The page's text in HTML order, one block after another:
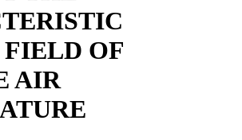
OF
AIR